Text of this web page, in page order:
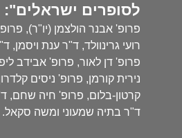
לסופרים ישראלים":
פרופ' אבנר הולצמן (יו"ר),
רועי גרינוולד, ד"ר ענת ויסמן,
פרופ' דן לאור, פרופ' אבידב
נירית קורמן, פרופ' ניסים
קרטון-בלום, פרופ' חיה שחם,
ד"ר בתיה שמעוני ומשה סקאל.